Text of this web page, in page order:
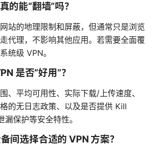
的能“翻墙”吗？
站的地理限制和屏蔽，但通常只是浏览
代理，不影响其他应用。若需要全面覆
统级 VPN。
是否“好用”？
、平均可用性、实际下载/上传速度、
的无日志政策、以及是否提供 Kill
保护等安全特性。
间选择合适的 VPN 方案？